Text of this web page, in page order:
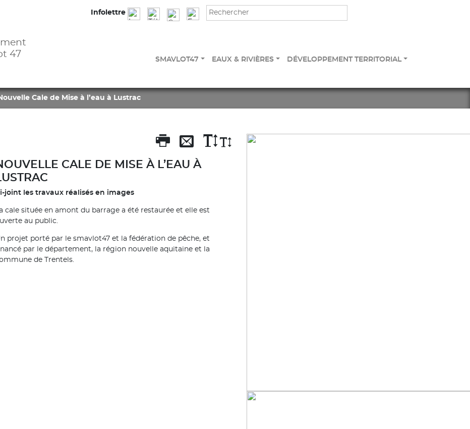
47
Infolettre
SMAVLOT47 EAUX & RIVIÈRES DÉVELOPPEMENT TERRITORIAL
Cale de Mise à l’eau à Lustrac
CALE DE MISE À L’EAU À
joint les travaux réalisés en images
cale située en amont du barrage a été restaurée et elle est
au public.
projet porté par le smavlot47 et la fédération de pêche, et
par le département, la région nouvelle aquitaine et la
de Trentels.